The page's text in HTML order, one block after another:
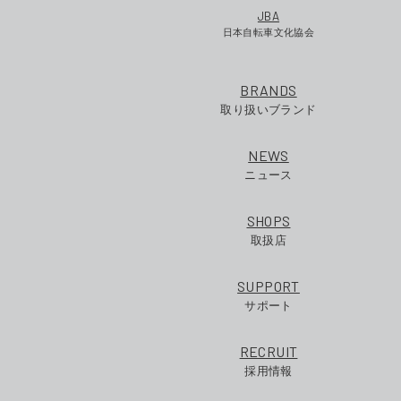
JBA
日本自転車文化協会
BRANDS
取り扱いブランド
NEWS
ニュース
SHOPS
取扱店
SUPPORT
サポート
RECRUIT
採用情報